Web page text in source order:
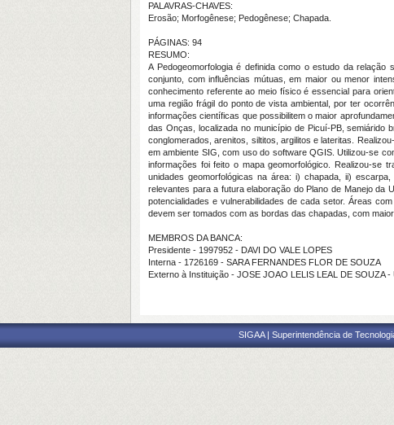
PALAVRAS-CHAVES:
Erosão; Morfogênese; Pedogênese; Chapada.
PÁGINAS: 94
RESUMO:
A Pedogeomorfologia é definida como o estudo da
conjunto, com influências mútuas, em maior ou menor
conhecimento referente ao meio físico é essencial para
uma região frágil do ponto de vista ambiental, por ter
informações científicas que possibilitem o maior
das Onças, localizada no município de Picuí-PB,
conglomerados, arenitos, siltitos, argilitos e lateritas.
em ambiente SIG, com uso do software QGIS. Utilizou-se
informações foi feito o mapa geomorfológico. Realizou-se
unidades geomorfológicas na área: i) chapada, ii)
relevantes para a futura elaboração do Plano de Manejo da
potencialidades e vulnerabilidades de cada setor. Áreas
devem ser tomados com as bordas das chapadas, com
MEMBROS DA BANCA:
Presidente - 1997952 - DAVI DO VALE LOPES
Interna - 1726169 - SARA FERNANDES FLOR DE SOUZA
Externo à Instituição - JOSE JOAO LELIS LEAL DE SOUZA -
SIGAA | Superintendência de